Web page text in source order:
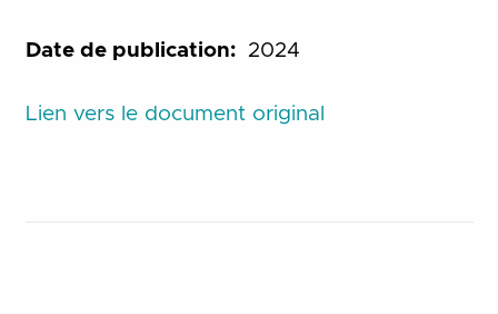
Date de publication: 2024
Lien vers le document original